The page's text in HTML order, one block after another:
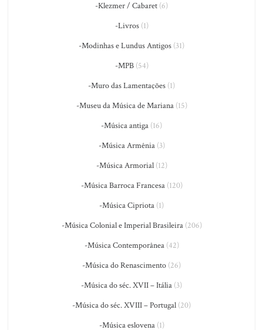
-Klezmer / Cabaret (6)
-Livros(1)
-Modinhas e Lundus Antigos (31)
-MPB(54)
-Muro das Lamentações (1)
-Museu da Música de Mariana(15)
-Música antiga (16)
-Música Armênia(3)
-Música Armorial(12)
-Música Barroca Francesa(120)
-Música Cipriota (1)
-Música Colonial e Imperial Brasileira(206)
-Música Contemporânea(42)
-Música do Renascimento (26)
-Música do séc. XVII – Itália (3)
-Música do séc. XVIII – Portugal (20)
-Música eslovena(1)